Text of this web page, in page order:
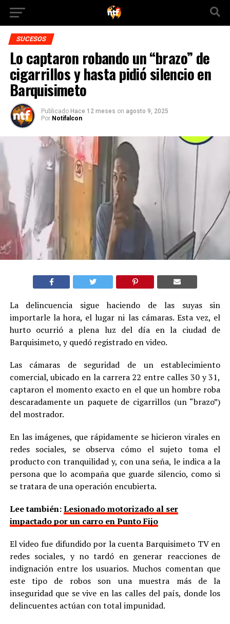
SUCESOS
Lo captaron robando un “brazo” de
cigarrillos y hasta pidió silencio en
Barquisimeto
Publicado Hace 12 meses on agosto 9, 2025
Por Notifalcon
La delincuencia sigue haciendo de las suyas sin
importarle la hora, el lugar ni las cámaras. Esta vez, el
hurto ocurrió a plena luz del día en la ciudad de
Barquisimeto, y quedó registrado en video.
Las cámaras de seguridad de un establecimiento
comercial, ubicado en la carrera 22 entre calles 30 y 31,
captaron el momento exacto en el que un hombre roba
descaradamente un paquete de cigarrillos (un “brazo”)
del mostrador.
En las imágenes, que rápidamente se hicieron virales en
redes sociales, se observa cómo el sujeto toma el
producto con tranquilidad y, con una seña, le indica a la
persona que lo acompaña que guarde silencio, como si
se tratara de una operación encubierta.
Lee también:Lesionado motorizado al ser
impactado por un carro en Punto Fijo
El video fue difundido por la cuenta Barquisimeto TV en
redes sociales, y no tardó en generar reacciones de
indignación entre los usuarios. Muchos comentan que
este tipo de robos son una muestra más de la
inseguridad que se vive en las calles del país, donde los
delincuentes actúan con total impunidad.